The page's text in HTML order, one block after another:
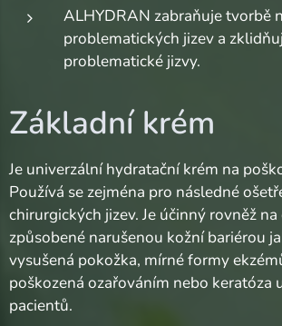
ALHYDRAN zabraňuje tvorbě
problematických jizev a
problematické jizvy.
Základní krém
Je univerzální hydratační krém na
Používá se zejména pro následné
chirurgických jizev. Je účinný rovněž
způsobené narušenou kožní bariérou
vysušená pokožka, mírné formy
poškozená ozařováním nebo keratóza
pacientů.